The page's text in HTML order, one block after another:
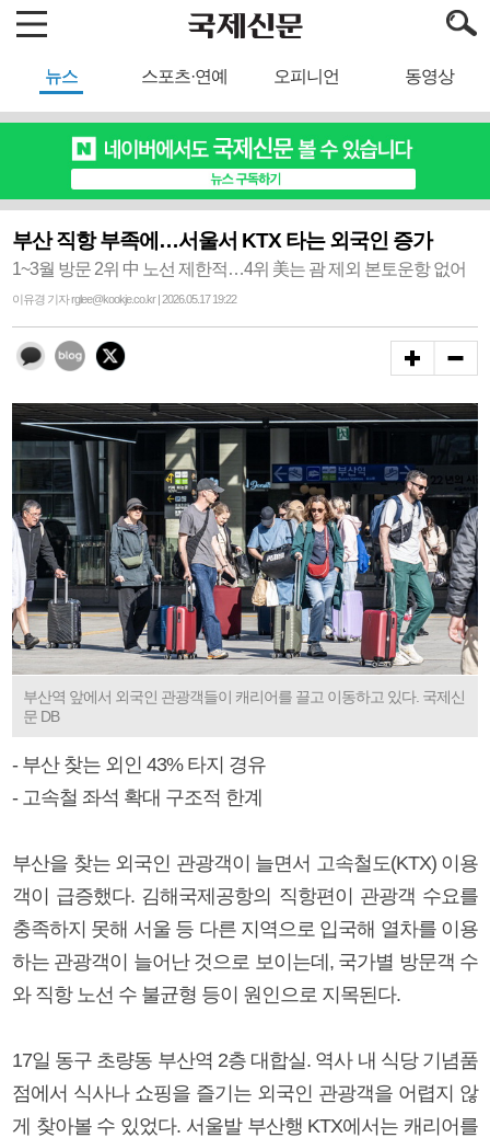
뉴스 스포츠·연예 오피니언 동영상
부산 직항 부족에…서울서 KTX 타는 외국인 증가
1~3월 방문 2위 中 노선 제한적…4위 美는 괌 제외 본토운항 없어
이유경 기자 rglee@kookje.co.kr | 2026.05.17 19:22
부산역 앞에서 외국인 관광객들이 캐리어를 끌고 이동하고 있다. 국제신
문 DB
- 부산 찾는 외인 43% 타지 경유
- 고속철 좌석 확대 구조적 한계
부산을 찾는 외국인 관광객이 늘면서 고속철도(KTX) 이용
객이 급증했다. 김해국제공항의 직항편이 관광객 수요를
충족하지 못해 서울 등 다른 지역으로 입국해 열차를 이용
하는 관광객이 늘어난 것으로 보이는데, 국가별 방문객 수
와 직항 노선 수 불균형 등이 원인으로 지목된다.
17일 동구 초량동 부산역 2층 대합실. 역사 내 식당 기념품
점에서 식사나 쇼핑을 즐기는 외국인 관광객을 어렵지 않
게 찾아볼 수 있었다. 서울발 부산행 KTX에서는 캐리어를